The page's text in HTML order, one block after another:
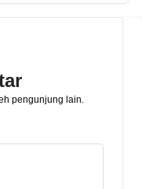
Yuk, ketahui cara
pengunjung lain.